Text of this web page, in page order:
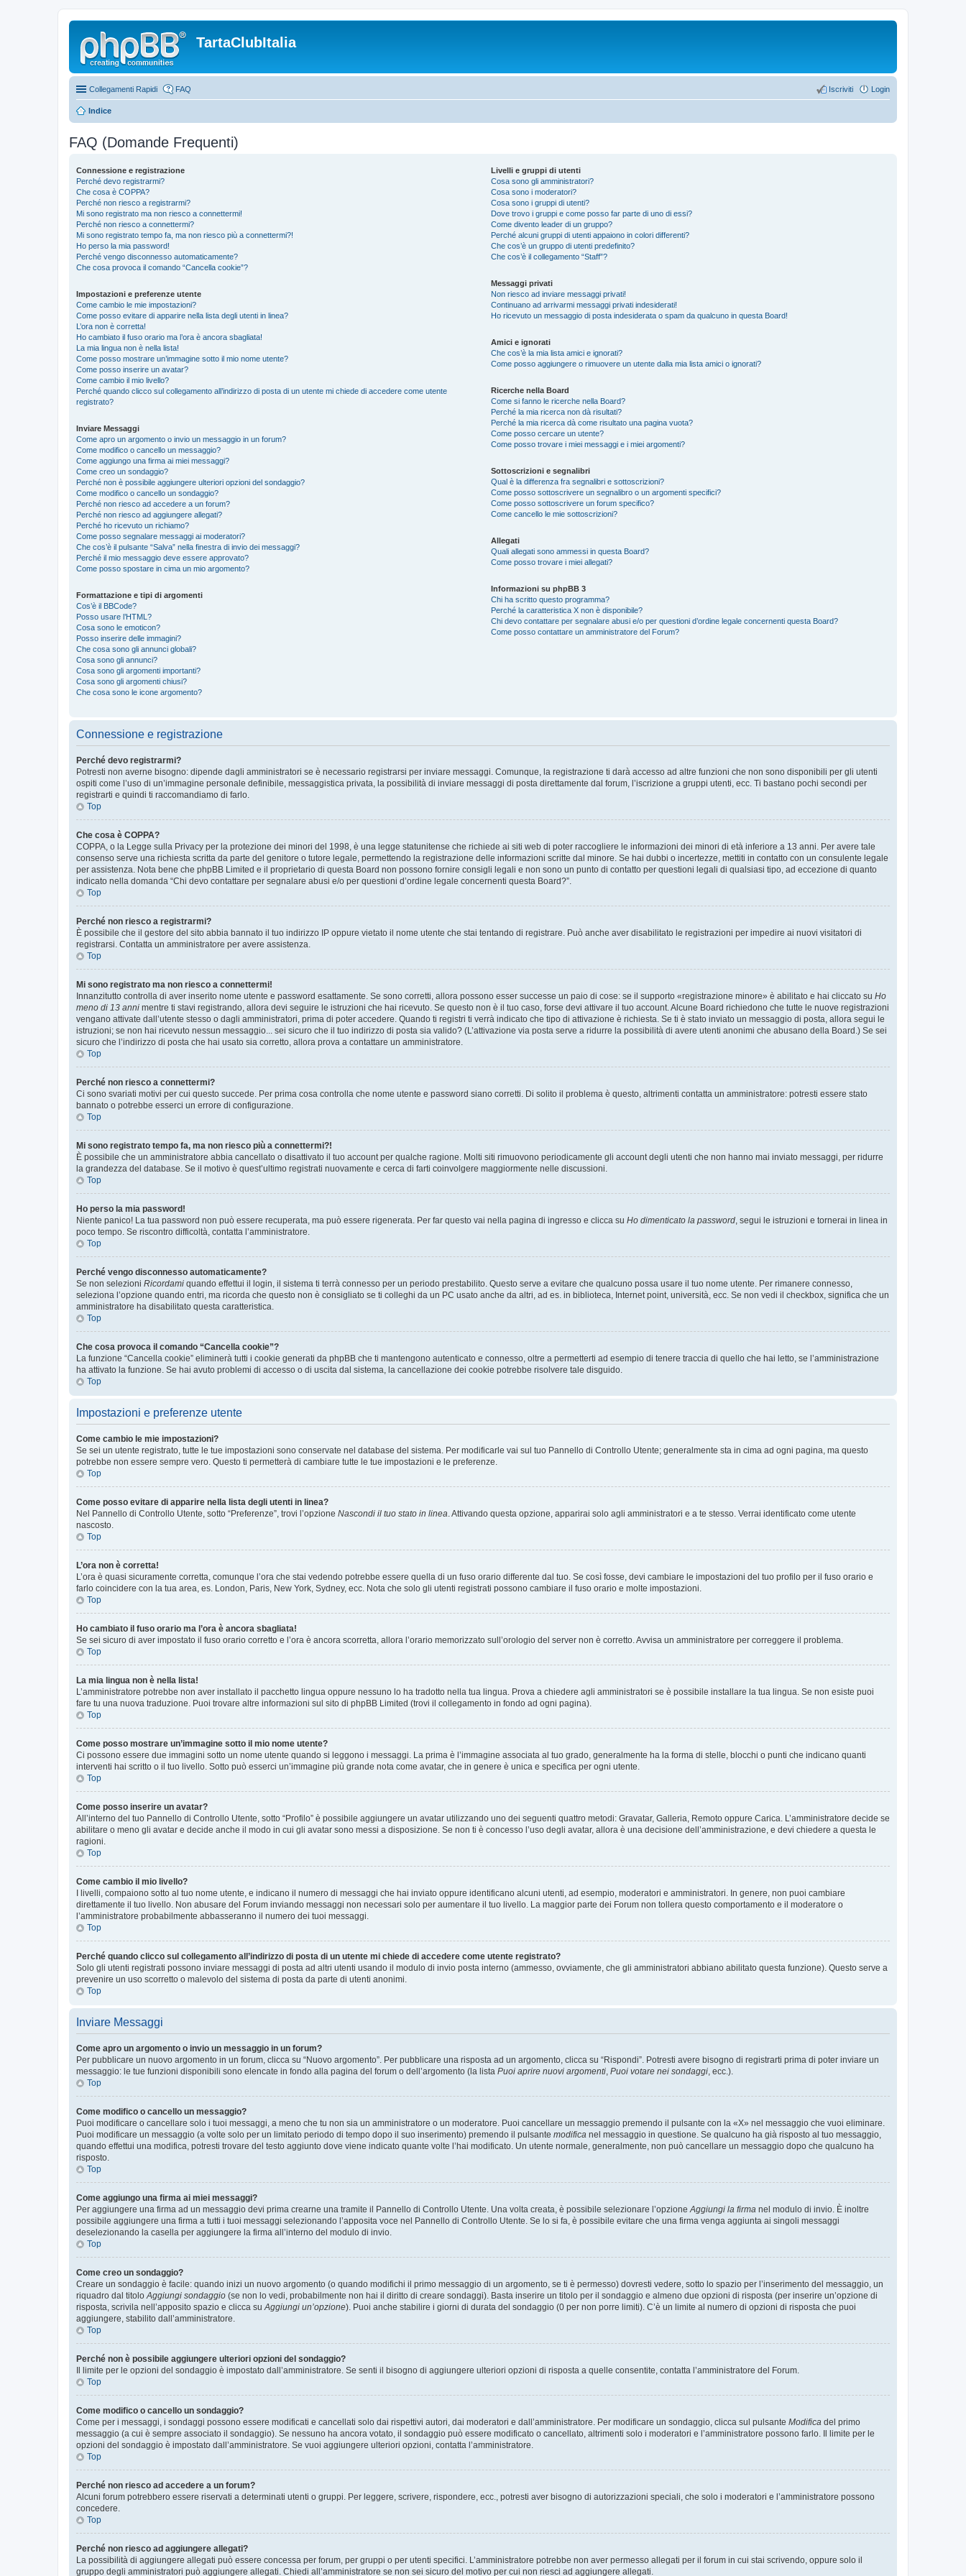
TartaClubItalia
Collegamenti Rapidi FAQ Login
Iscriviti
Indice
FAQ (Domande Frequenti)
Connessione e registrazione
Perché devo registrarmi?
Che cosa è COPPA?
Perché non riesco a registrarmi?
Mi sono registrato ma non riesco a connettermi!
Perché non riesco a connettermi?
Mi sono registrato tempo fa, ma non riesco più a connettermi?!
Ho perso la mia password!
Perché vengo disconnesso automaticamente?
Che cosa provoca il comando “Cancella cookie”?
Impostazioni e preferenze utente
Come cambio le mie impostazioni?
Come posso evitare di apparire nella lista degli utenti in linea?
L’ora non è corretta!
Ho cambiato il fuso orario ma l’ora è ancora sbagliata!
La mia lingua non è nella lista!
Come posso mostrare un’immagine sotto il mio nome utente?
Come posso inserire un avatar?
Come cambio il mio livello?
Perché quando clicco sul collegamento all’indirizzo di posta di un utente mi chiede di accedere come utente
registrato?
Inviare Messaggi
Come apro un argomento o invio un messaggio in un forum?
Come modifico o cancello un messaggio?
Come aggiungo una firma ai miei messaggi?
Come creo un sondaggio?
Perché non è possibile aggiungere ulteriori opzioni del sondaggio?
Come modifico o cancello un sondaggio?
Perché non riesco ad accedere a un forum?
Perché non riesco ad aggiungere allegati?
Perché ho ricevuto un richiamo?
Come posso segnalare messaggi ai moderatori?
Che cos’è il pulsante “Salva” nella finestra di invio dei messaggi?
Perché il mio messaggio deve essere approvato?
Come posso spostare in cima un mio argomento?
Formattazione e tipi di argomenti
Cos’è il BBCode?
Posso usare l’HTML?
Cosa sono le emoticon?
Posso inserire delle immagini?
Che cosa sono gli annunci globali?
Cosa sono gli annunci?
Cosa sono gli argomenti importanti?
Cosa sono gli argomenti chiusi?
Che cosa sono le icone argomento?
Livelli e gruppi di utenti
Cosa sono gli amministratori?
Cosa sono i moderatori?
Cosa sono i gruppi di utenti?
Dove trovo i gruppi e come posso far parte di uno di essi?
Come divento leader di un gruppo?
Perché alcuni gruppi di utenti appaiono in colori differenti?
Che cos’è un gruppo di utenti predefinito?
Che cos’è il collegamento “Staff”?
Messaggi privati
Non riesco ad inviare messaggi privati!
Continuano ad arrivarmi messaggi privati indesiderati!
Ho ricevuto un messaggio di posta indesiderata o spam da qualcuno in questa Board!
Amici e ignorati
Che cos’è la mia lista amici e ignorati?
Come posso aggiungere o rimuovere un utente dalla mia lista amici o ignorati?
Ricerche nella Board
Come si fanno le ricerche nella Board?
Perché la mia ricerca non dà risultati?
Perché la mia ricerca dà come risultato una pagina vuota?
Come posso cercare un utente?
Come posso trovare i miei messaggi e i miei argomenti?
Sottoscrizioni e segnalibri
Qual è la differenza fra segnalibri e sottoscrizioni?
Come posso sottoscrivere un segnalibro o un argomenti specifici?
Come posso sottoscrivere un forum specifico?
Come cancello le mie sottoscrizioni?
Allegati
Quali allegati sono ammessi in questa Board?
Come posso trovare i miei allegati?
Informazioni su phpBB 3
Chi ha scritto questo programma?
Perché la caratteristica X non è disponibile?
Chi devo contattare per segnalare abusi e/o per questioni d’ordine legale concernenti questa Board?
Come posso contattare un amministratore del Forum?
Connessione e registrazione
Perché devo registrarmi?
Potresti non averne bisogno: dipende dagli amministratori se è necessario registrarsi per inviare messaggi. Comunque, la registrazione ti darà accesso ad altre funzioni che non sono disponibili per gli utenti
ospiti come l’uso di un’immagine personale definibile, messaggistica privata, la possibilità di inviare messaggi di posta direttamente dal forum, l’iscrizione a gruppi utenti, ecc. Ti bastano pochi secondi per
registrarti e quindi ti raccomandiamo di farlo.
Top
Che cosa è COPPA?
COPPA, o la Legge sulla Privacy per la protezione dei minori del 1998, è una legge statunitense che richiede ai siti web di poter raccogliere le informazioni dei minori di età inferiore a 13 anni. Per avere tale
consenso serve una richiesta scritta da parte del genitore o tutore legale, permettendo la registrazione delle informazioni scritte dal minore. Se hai dubbi o incertezze, mettiti in contatto con un consulente legale
per assistenza. Nota bene che phpBB Limited e il proprietario di questa Board non possono fornire consigli legali e non sono un punto di contatto per questioni legali di qualsiasi tipo, ad eccezione di quanto
indicato nella domanda “Chi devo contattare per segnalare abusi e/o per questioni d’ordine legale concernenti questa Board?”.
Top
Perché non riesco a registrarmi?
È possibile che il gestore del sito abbia bannato il tuo indirizzo IP oppure vietato il nome utente che stai tentando di registrare. Può anche aver disabilitato le registrazioni per impedire ai nuovi visitatori di
registrarsi. Contatta un amministratore per avere assistenza.
Top
Mi sono registrato ma non riesco a connettermi!
Innanzitutto controlla di aver inserito nome utente e password esattamente. Se sono corretti, allora possono esser successe un paio di cose: se il supporto «registrazione minore» è abilitato e hai cliccato su Ho
meno di 13 anni mentre ti stavi registrando, allora devi seguire le istruzioni che hai ricevuto. Se questo non è il tuo caso, forse devi attivare il tuo account. Alcune Board richiedono che tutte le nuove registrazioni
vengano attivate dall’utente stesso o dagli amministratori, prima di poter accedere. Quando ti registri ti verrà indicato che tipo di attivazione è richiesta. Se ti è stato inviato un messaggio di posta, allora segui le
istruzioni; se non hai ricevuto nessun messaggio... sei sicuro che il tuo indirizzo di posta sia valido? (L’attivazione via posta serve a ridurre la possibilità di avere utenti anonimi che abusano della Board.) Se sei
sicuro che l’indirizzo di posta che hai usato sia corretto, allora prova a contattare un amministratore.
Top
Perché non riesco a connettermi?
Ci sono svariati motivi per cui questo succede. Per prima cosa controlla che nome utente e password siano corretti. Di solito il problema è questo, altrimenti contatta un amministratore: potresti essere stato
bannato o potrebbe esserci un errore di configurazione.
Top
Mi sono registrato tempo fa, ma non riesco più a connettermi?!
È possibile che un amministratore abbia cancellato o disattivato il tuo account per qualche ragione. Molti siti rimuovono periodicamente gli account degli utenti che non hanno mai inviato messaggi, per ridurre
la grandezza del database. Se il motivo è quest’ultimo registrati nuovamente e cerca di farti coinvolgere maggiormente nelle discussioni.
Top
Ho perso la mia password!
Niente panico! La tua password non può essere recuperata, ma può essere rigenerata. Per far questo vai nella pagina di ingresso e clicca su Ho dimenticato la password, segui le istruzioni e tornerai in linea in
poco tempo. Se riscontro difficoltà, contatta l’amministratore.
Top
Perché vengo disconnesso automaticamente?
Se non selezioni Ricordami quando effettui il login, il sistema ti terrà connesso per un periodo prestabilito. Questo serve a evitare che qualcuno possa usare il tuo nome utente. Per rimanere connesso,
seleziona l’opzione quando entri, ma ricorda che questo non è consigliato se ti colleghi da un PC usato anche da altri, ad es. in biblioteca, Internet point, università, ecc. Se non vedi il checkbox, significa che un
amministratore ha disabilitato questa caratteristica.
Top
Che cosa provoca il comando “Cancella cookie”?
La funzione “Cancella cookie” eliminerà tutti i cookie generati da phpBB che ti mantengono autenticato e connesso, oltre a permetterti ad esempio di tenere traccia di quello che hai letto, se l’amministrazione
ha attivato la funzione. Se hai avuto problemi di accesso o di uscita dal sistema, la cancellazione dei cookie potrebbe risolvere tale disguido.
Top
Impostazioni e preferenze utente
Come cambio le mie impostazioni?
Se sei un utente registrato, tutte le tue impostazioni sono conservate nel database del sistema. Per modificarle vai sul tuo Pannello di Controllo Utente; generalmente sta in cima ad ogni pagina, ma questo
potrebbe non essere sempre vero. Questo ti permetterà di cambiare tutte le tue impostazioni e le preferenze.
Top
Come posso evitare di apparire nella lista degli utenti in linea?
Nel Pannello di Controllo Utente, sotto “Preferenze”, trovi l’opzione Nascondi il tuo stato in linea. Attivando questa opzione, apparirai solo agli amministratori e a te stesso. Verrai identificato come utente
nascosto.
Top
L’ora non è corretta!
L’ora è quasi sicuramente corretta, comunque l’ora che stai vedendo potrebbe essere quella di un fuso orario differente dal tuo. Se così fosse, devi cambiare le impostazioni del tuo profilo per il fuso orario e
farlo coincidere con la tua area, es. London, Paris, New York, Sydney, ecc. Nota che solo gli utenti registrati possono cambiare il fuso orario e molte impostazioni.
Top
Ho cambiato il fuso orario ma l’ora è ancora sbagliata!
Se sei sicuro di aver impostato il fuso orario corretto e l’ora è ancora scorretta, allora l’orario memorizzato sull’orologio del server non è corretto. Avvisa un amministratore per correggere il problema.
Top
La mia lingua non è nella lista!
L’amministratore potrebbe non aver installato il pacchetto lingua oppure nessuno lo ha tradotto nella tua lingua. Prova a chiedere agli amministratori se è possibile installare la tua lingua. Se non esiste puoi
fare tu una nuova traduzione. Puoi trovare altre informazioni sul sito di phpBB Limited (trovi il collegamento in fondo ad ogni pagina).
Top
Come posso mostrare un’immagine sotto il mio nome utente?
Ci possono essere due immagini sotto un nome utente quando si leggono i messaggi. La prima è l’immagine associata al tuo grado, generalmente ha la forma di stelle, blocchi o punti che indicano quanti
interventi hai scritto o il tuo livello. Sotto può esserci un’immagine più grande nota come avatar, che in genere è unica e specifica per ogni utente.
Top
Come posso inserire un avatar?
All’interno del tuo Pannello di Controllo Utente, sotto “Profilo” è possibile aggiungere un avatar utilizzando uno dei seguenti quattro metodi: Gravatar, Galleria, Remoto oppure Carica. L’amministratore decide se
abilitare o meno gli avatar e decide anche il modo in cui gli avatar sono messi a disposizione. Se non ti è concesso l’uso degli avatar, allora è una decisione dell’amministrazione, e devi chiedere a questa le
ragioni.
Top
Come cambio il mio livello?
I livelli, compaiono sotto al tuo nome utente, e indicano il numero di messaggi che hai inviato oppure identificano alcuni utenti, ad esempio, moderatori e amministratori. In genere, non puoi cambiare
direttamente il tuo livello. Non abusare del Forum inviando messaggi non necessari solo per aumentare il tuo livello. La maggior parte dei Forum non tollera questo comportamento e il moderatore o
l’amministratore probabilmente abbasseranno il numero dei tuoi messaggi.
Top
Perché quando clicco sul collegamento all’indirizzo di posta di un utente mi chiede di accedere come utente registrato?
Solo gli utenti registrati possono inviare messaggi di posta ad altri utenti usando il modulo di invio posta interno (ammesso, ovviamente, che gli amministratori abbiano abilitato questa funzione). Questo serve a
prevenire un uso scorretto o malevolo del sistema di posta da parte di utenti anonimi.
Top
Inviare Messaggi
Come apro un argomento o invio un messaggio in un forum?
Per pubblicare un nuovo argomento in un forum, clicca su “Nuovo argomento”. Per pubblicare una risposta ad un argomento, clicca su “Rispondi”. Potresti avere bisogno di registrarti prima di poter inviare un
messaggio: le tue funzioni disponibili sono elencate in fondo alla pagina del forum o dell’argomento (la lista Puoi aprire nuovi argomenti, Puoi votare nei sondaggi, ecc.).
Top
Come modifico o cancello un messaggio?
Puoi modificare o cancellare solo i tuoi messaggi, a meno che tu non sia un amministratore o un moderatore. Puoi cancellare un messaggio premendo il pulsante con la «X» nel messaggio che vuoi eliminare.
Puoi modificare un messaggio (a volte solo per un limitato periodo di tempo dopo il suo inserimento) premendo il pulsante modifica nel messaggio in questione. Se qualcuno ha già risposto al tuo messaggio,
quando effettui una modifica, potresti trovare del testo aggiunto dove viene indicato quante volte l’hai modificato. Un utente normale, generalmente, non può cancellare un messaggio dopo che qualcuno ha
risposto.
Top
Come aggiungo una firma ai miei messaggi?
Per aggiungere una firma ad un messaggio devi prima crearne una tramite il Pannello di Controllo Utente. Una volta creata, è possibile selezionare l’opzioneAggiungi la firma nel modulo di invio. È inoltre
possibile aggiungere una firma a tutti i tuoi messaggi selezionando l’apposita voce nel Pannello di Controllo Utente. Se lo si fa, è possibile evitare che una firma venga aggiunta ai singoli messaggi
deselezionando la casella per aggiungere la firma all’interno del modulo di invio.
Top
Come creo un sondaggio?
Creare un sondaggio è facile: quando inizi un nuovo argomento (o quando modifichi il primo messaggio di un argomento, se ti è permesso) dovresti vedere, sotto lo spazio per l’inserimento del messaggio, un
riquadro dal titoloAggiungi sondaggio (se non lo vedi, probabilmente non hai il diritto di creare sondaggi). Basta inserire un titolo per il sondaggio e almeno due opzioni di risposta (per inserire un’opzione di
risposta, scrivila nell’apposito spazio e clicca suAggiungi un’opzione). Puoi anche stabilire i giorni di durata del sondaggio (0 per non porre limiti). C’è un limite al numero di opzioni di risposta che puoi
aggiungere, stabilito dall’amministratore.
Top
Perché non è possibile aggiungere ulteriori opzioni del sondaggio?
Il limite per le opzioni del sondaggio è impostato dall’amministratore. Se senti il bisogno di aggiungere ulteriori opzioni di risposta a quelle consentite, contatta l’amministratore del Forum.
Top
Come modifico o cancello un sondaggio?
Come per i messaggi, i sondaggi possono essere modificati e cancellati solo dai rispettivi autori, dai moderatori e dall’amministratore. Per modificare un sondaggio, clicca sul pulsante Modifica del primo
messaggio (a cui è sempre associato il sondaggio). Se nessuno ha ancora votato, il sondaggio può essere modificato o cancellato, altrimenti solo i moderatori e l’amministratore possono farlo. Il limite per le
opzioni del sondaggio è impostato dall’amministratore. Se vuoi aggiungere ulteriori opzioni, contatta l’amministratore.
Top
Perché non riesco ad accedere a un forum?
Alcuni forum potrebbero essere riservati a determinati utenti o gruppi. Per leggere, scrivere, rispondere, ecc., potresti aver bisogno di autorizzazioni speciali, che solo i moderatori e l’amministratore possono
concedere.
Top
Perché non riesco ad aggiungere allegati?
La possibilità di aggiungere allegati può essere concessa per forum, per gruppi o per utenti specifici. L’amministratore potrebbe non aver permesso allegati per il forum in cui stai scrivendo, oppure solo il
gruppo degli amministratori può aggiungere allegati. Chiedi all’amministratore se non sei sicuro del motivo per cui non riesci ad aggiungere allegati.